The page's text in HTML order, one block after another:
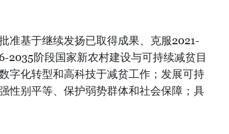
准基于继续发扬已取得成果、克服2021-
2035阶段国家新农村建设与可持续减贫目
字化转型和高科技于减贫工作；发展可持
性别平等、保护弱势群体和社会保障；具